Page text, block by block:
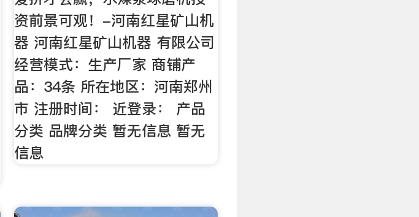
资前景可观！-河南红星矿山机
器 河南红星矿山机器 有限公司
经营模式：生产厂家 商铺产
品：34条 所在地区：河南郑州
市 注册时间： 近登录： 产品
分类 品牌分类 暂无信息 暂无
信息